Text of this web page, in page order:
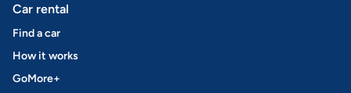
Car rental
Find a car
How it works
GoMore+